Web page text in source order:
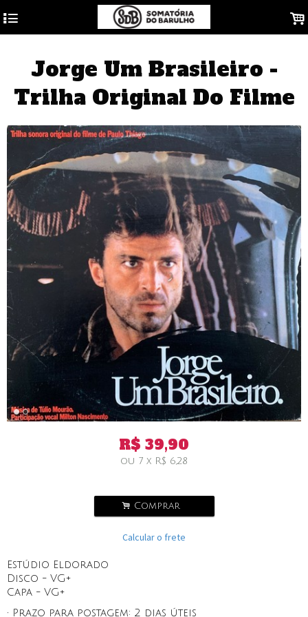
4 .
Jorge Um Brasileiro -
Trilha Original Do Filme
R$ 39,90
ou 7 x R$ 6,28
. Comprar
Calcular o frete
Estúdio Eldorado
Disco - VG+
Capa - VG+
• Prazo para postagem: 2 dias úteis